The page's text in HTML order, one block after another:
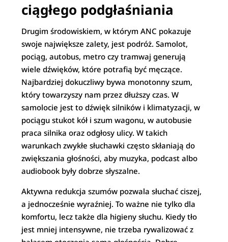
ciągłego podgłaśniania
Drugim środowiskiem, w którym ANC pokazuje
swoje największe zalety, jest podróż. Samolot,
pociąg, autobus, metro czy tramwaj generują
wiele dźwięków, które potrafią być męczące.
Najbardziej dokuczliwy bywa monotonny szum,
który towarzyszy nam przez dłuższy czas. W
samolocie jest to dźwięk silników i klimatyzacji, w
pociągu stukot kół i szum wagonu, w autobusie
praca silnika oraz odgłosy ulicy. W takich
warunkach zwykłe słuchawki często skłaniają do
zwiększania głośności, aby muzyka, podcast albo
audiobook były dobrze słyszalne.
Aktywna redukcja szumów pozwala słuchać ciszej,
a jednocześnie wyraźniej. To ważne nie tylko dla
komfortu, lecz także dla higieny słuchu. Kiedy tło
jest mniej intensywne, nie trzeba rywalizować z